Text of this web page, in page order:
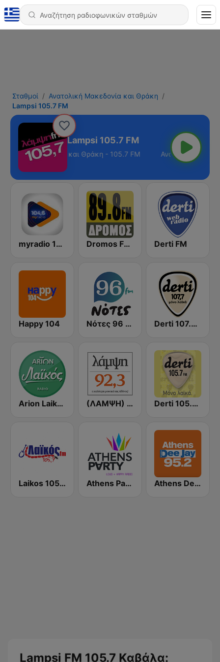
Σταθμοί
Ανατολική Μακεδονία και Θράκη
Lampsi 105.7 FM
Lampsi 105.7 FM
Μακεδονία και Θράκη - 105.7 FM
myradio 104.6 FM Dromos FM - ΔΡΟΜΟΣ 89.8 Derti FM
Happy 104 Νότες 96 FM - απλά ελληνικά! Derti 107.7 FM
Arion Laikos (ΛΑΜΨΗ) Lampsi 92.3 FM Derti 105.7 FM
Laikos 105.7 FM (Λαϊκός fm) Athens Party - Αθήναι Athens Deejay FM
Lampsi FM 105.7 Καβάλα: